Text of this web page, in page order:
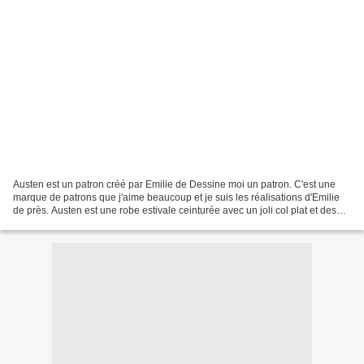
Austen est un patron créé par Emilie de Dessine moi un patron. C'est une
marque de patrons que j'aime beaucoup et je suis les réalisations d'Emilie
de près. Austen est une robe estivale ceinturée avec un joli col plat et des